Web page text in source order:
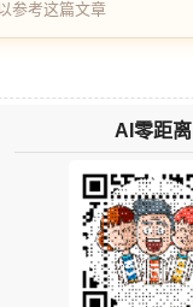
参考这篇文章
AI零距离